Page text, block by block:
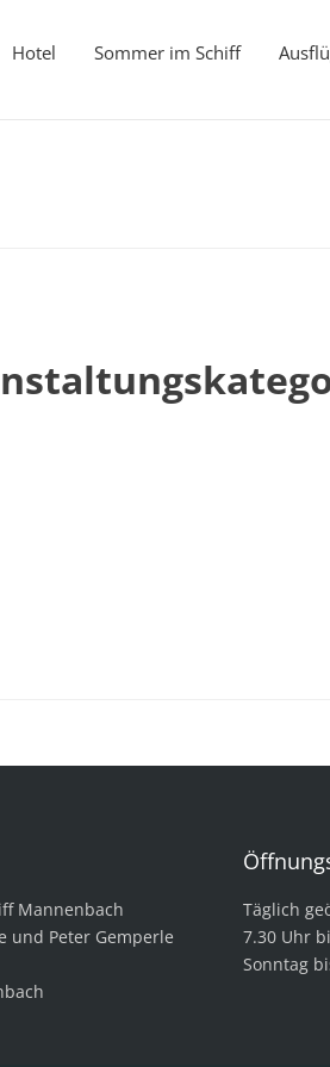
Hotel Sommer im Schiff
Mannenbach
und Peter Gemperle
Täglich
7.30 Uhr
Sonntag